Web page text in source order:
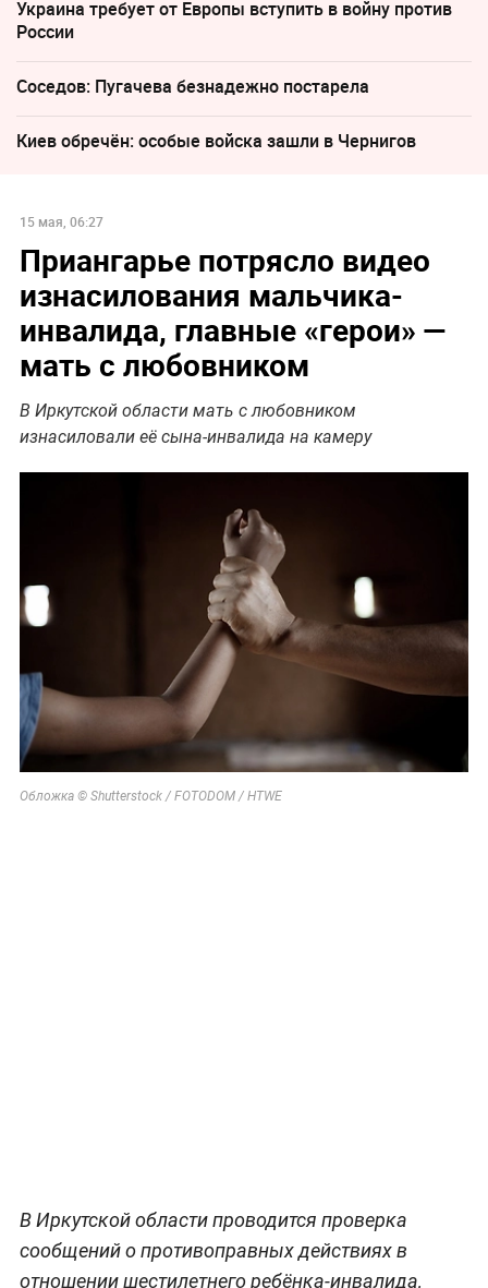
Украина требует от Европы вступить в войну против
России
Соседов: Пугачева безнадежно постарела
Киев обречён: особые войска зашли в Чернигов
15 мая, 06:27
Приангарье потрясло видео
изнасилования мальчика-
инвалида, главные «‎герои» —
мать с любовником
В Иркутской области мать с любовником
изнасиловали её сына-инвалида на камеру
Обложка © Shutterstock / FOTODOM / HTWE
В Иркутской области проводится проверка
сообщений о противоправных действиях в
отношении шестилетнего ребёнка-инвалида,